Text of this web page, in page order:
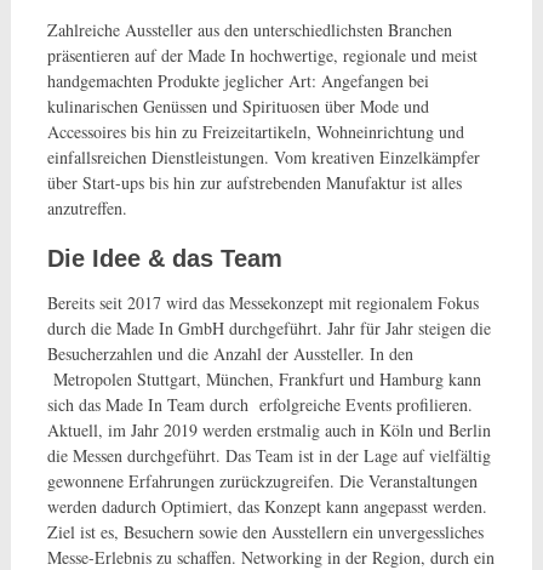
Zahlreiche Aussteller aus den unterschiedlichsten Branchen
präsentieren auf der Made In hochwertige, regionale und meist
handgemachten Produkte jeglicher Art: Angefangen bei
kulinarischen Genüssen und Spirituosen über Mode und
Accessoires bis hin zu Freizeitartikeln, Wohneinrichtung und
einfallsreichen Dienstleistungen. Vom kreativen Einzelkämpfer
über Start-ups bis hin zur aufstrebenden Manufaktur ist alles
anzutreffen.
Die Idee & das Team
Bereits seit 2017 wird das Messekonzept mit regionalem Fokus
durch die Made In GmbH durchgeführt. Jahr für Jahr steigen die
Besucherzahlen und die Anzahl der Aussteller. In den
Metropolen Stuttgart, München, Frankfurt und Hamburg kann
sich das Made In Team durch erfolgreiche Events profilieren.
Aktuell, im Jahr 2019 werden erstmalig auch in Köln und Berlin
die Messen durchgeführt. Das Team ist in der Lage auf vielfältig
gewonnene Erfahrungen zurückzugreifen. Die Veranstaltungen
werden dadurch Optimiert, das Konzept kann angepasst werden.
Ziel ist es, Besuchern sowie den Ausstellern ein unvergessliches
Messe-Erlebnis zu schaffen. Networking in der Region, durch ein